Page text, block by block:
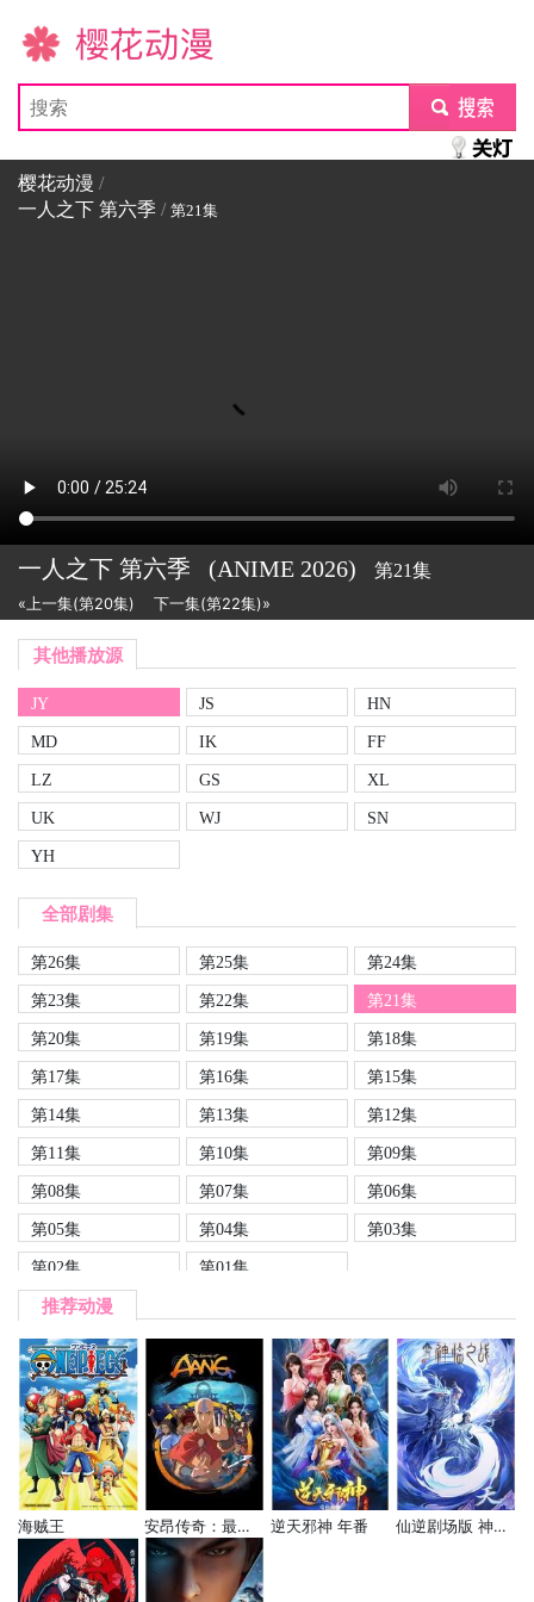
樱花动漫
submit
樱花动漫 /
一人之下 第六季 / 第21集
一人之下 第六季 (ANIME 2026) 第21集
«上一集(第20集) 下一集(第22集)»
其他播放源
JY JS
HN
MD
IK
FF
LZ
GS
XL
UK
WJ
SN
YH
全部剧集
第26集 第25集
第24集
第23集
第22集
第21集
第20集
第19集
第18集
第17集
第16集
第15集
第14集
第13集
第12集
第11集
第10集
第09集
第08集
第07集
第06集
第05集
第04集
第03集
第02集
第01集
推荐动漫
海贼王 安昂传奇：最后的气宗 逆天邪神 年番 仙逆剧场版 神临之战